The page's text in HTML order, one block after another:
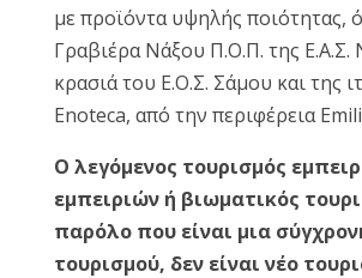
με προϊόντα υψηλής ποιότητας,
Γραβιέρα Νάξου Π.Ο.Π. της Ε.Α.Σ.
κρασιά του Ε.Ο.Σ. Σάμου και της
Enoteca, από την περιφέρεια
Ο λεγόμενος τουρισμός
εμπειριών ή βιωματικός
παρόλο που είναι μια
τουρισμού, δεν είναι νέο